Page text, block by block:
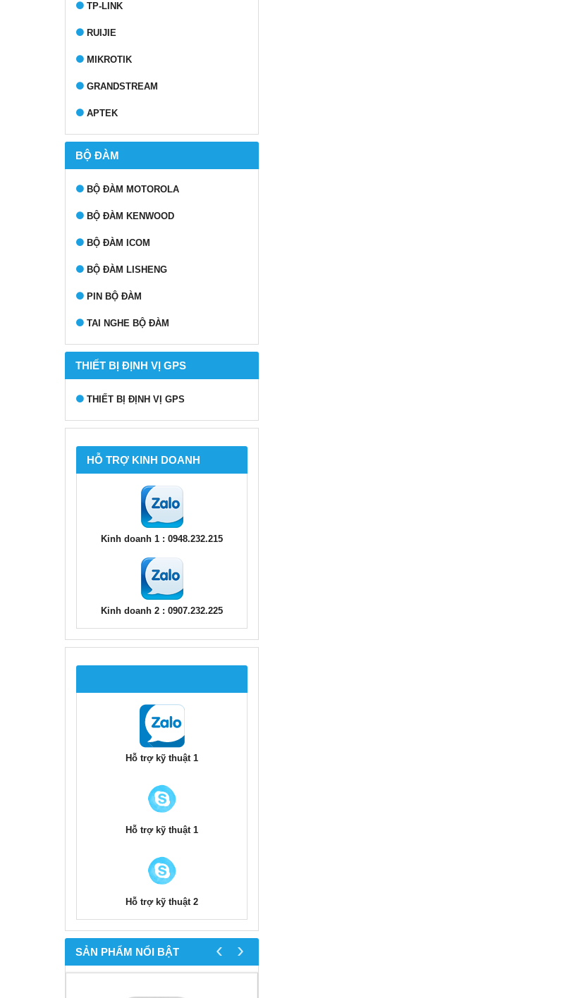
TP-LINK
RUIJIE
MIKROTIK
GRANDSTREAM
APTEK
BỘ ĐÀM
BỘ ĐÀM MOTOROLA
BỘ ĐÀM KENWOOD
BỘ ĐÀM ICOM
BỘ ĐÀM LISHENG
PIN BỘ ĐÀM
TAI NGHE BỘ ĐÀM
THIẾT BỊ ĐỊNH VỊ GPS
THIẾT BỊ ĐỊNH VỊ GPS
HỖ TRỢ KINH DOANH
Kinh doanh 1 : 0948.232.215
Kinh doanh 2 : 0907.232.225
Hỗ trợ kỹ thuật 1
Hỗ trợ kỹ thuật 1
Hỗ trợ kỹ thuật 2
SẢN PHẨM NỔI BẬT ‹ ›